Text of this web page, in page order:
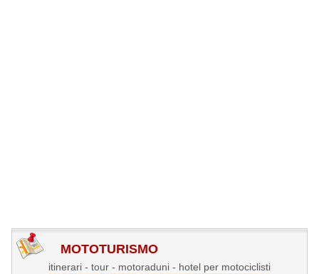
MOTOTURISMO
itinerari - tour - motoraduni - hotel per motociclisti